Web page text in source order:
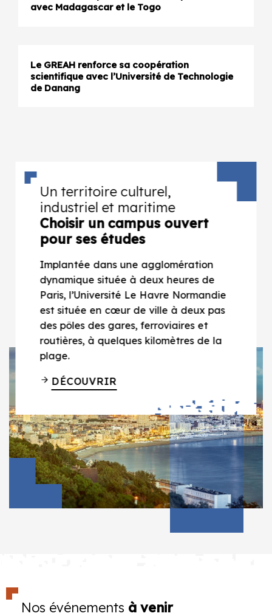
avec Madagascar et le Togo
Le GREAH renforce sa coopération
scientifique avec l’Université de Technologie
de Danang
Un territoire culturel,
industriel et maritime
Choisir un campus ouvert
pour ses études
Implantée dans une agglomération
dynamique située à deux heures de
Paris, l’Université Le Havre Normandie
est située en cœur de ville à deux pas
des pôles des gares, ferroviaires et
routières, à quelques kilomètres de la
plage.
DÉCOUVRIR
Nos événements à venir